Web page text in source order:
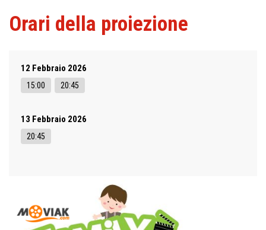
Orari della proiezione
12 Febbraio 2026
15:00 20:45
13 Febbraio 2026
20:45